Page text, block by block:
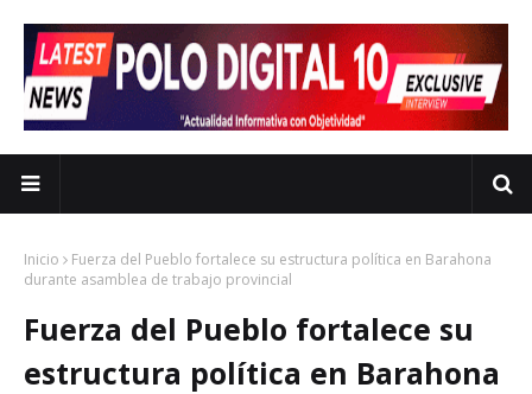
Inicio
Fuerza del Pueblo fortalece su estructura política en Barahona
durante asamblea de trabajo provincial
Fuerza del Pueblo fortalece su
estructura política en Barahona